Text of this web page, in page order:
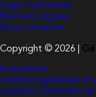
Login Customizer
Mentions légales
Nous contacter
Copyright © 2026 |
générales
Générales